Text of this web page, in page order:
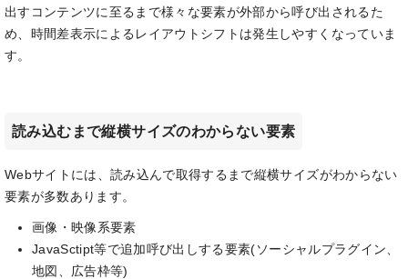
出すコンテンツに至るまで様々な要素が外部から呼び出されるた
め、時間差表示によるレイアウトシフトは発生しやすくなっていま
す。
読み込むまで縦横サイズのわからない要素
Webサイトには、読み込んで取得するまで縦横サイズがわからない
要素が多数あります。
画像・映像系要素
JavaSctipt等で追加呼び出しする要素(ソーシャルプラグイン、
地図、広告枠等)